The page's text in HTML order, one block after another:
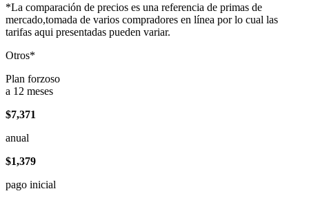
*La comparación de precios es una referencia de primas de
mercado,tomada de varios compradores en línea por lo cual las
tarifas aqui presentadas pueden variar.
Otros*
Plan forzoso
a 12 meses
$7,371
anual
$1,379
pago inicial